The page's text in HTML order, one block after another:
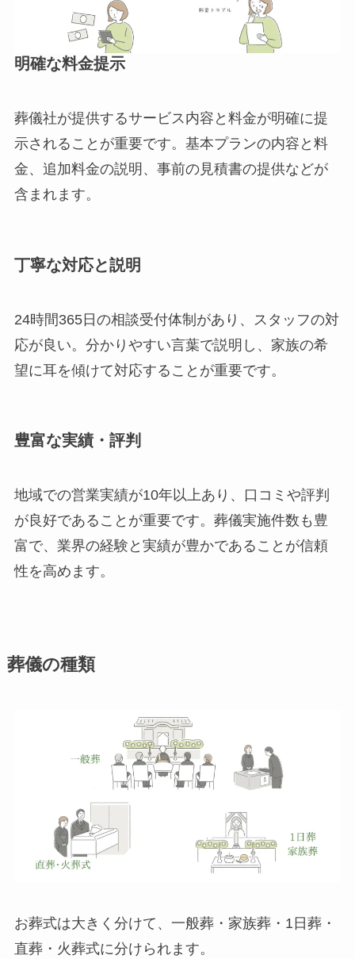
明確な料金提示
葬儀社が提供するサービス内容と料金が明確に提
示されることが重要です。基本プランの内容と料
金、追加料金の説明、事前の見積書の提供などが
含まれます。
丁寧な対応と説明
24時間365日の相談受付体制があり、スタッフの対
応が良い。分かりやすい言葉で説明し、家族の希
望に耳を傾けて対応することが重要です。
豊富な実績・評判
地域での営業実績が10年以上あり、口コミや評判
が良好であることが重要です。葬儀実施件数も豊
富で、業界の経験と実績が豊かであることが信頼
性を高めます。
葬儀の種類
お葬式は大きく分けて、一般葬・家族葬・1日葬・
直葬・火葬式に分けられます。